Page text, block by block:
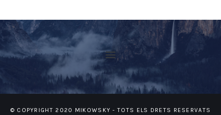
© COPYRIGHT 2020 MIKOWSKY - TOTS ELS DRETS RESERVATS